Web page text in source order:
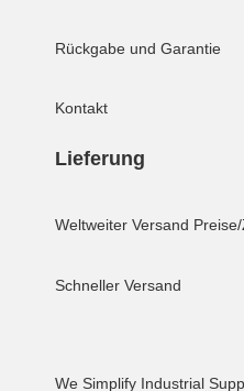
Rückgabe und Garantie
Kontakt
Lieferung
Weltweiter Versand
Schneller Versand
We Simplify Industrial